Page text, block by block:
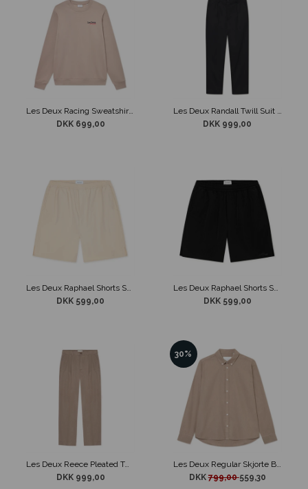
Les Deux Racing Sweatshirt Beige
DKK 699,00
Les Deux Randall Twill Suit Pants Sort
DKK 999,00
DKK 599,00
Les Deux Raphael Shorts Sort
DKK 599,00
Les Deux Reece Pleated Twill Suit Pants Brun
DKK 999,00
30%
Les Deux Regular Skjorte Brun
DKK799,00559,30